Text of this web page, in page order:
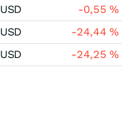
USD -0,55%
USD -24,44%
USD -24,25%